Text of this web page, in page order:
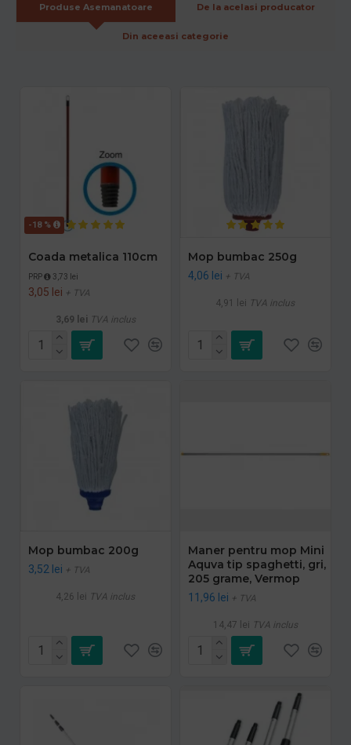
Produse Asemanatoare De la acelasi producator
Din aceeasi categorie
-18 %
Coada metalica 110cm
PRP 3,73 lei
3,05 lei + TVA
3,69 lei TVA inclus
Mop bumbac 250g
4,06 lei + TVA
4,91 lei TVA inclus
Mop bumbac 200g
3,52 lei + TVA
4,26 lei TVA inclus
Maner pentru mop Mini
Aquva tip spaghetti, gri,
205 grame, Vermop
11,96 lei + TVA
14,47 lei TVA inclus